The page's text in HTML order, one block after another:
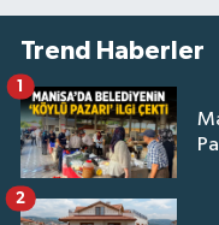
Trend Haberler
1
2